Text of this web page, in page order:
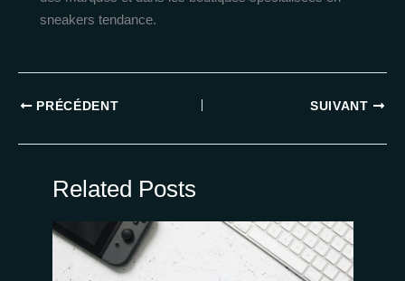
sneakers tendance.
PRÉCÉDENT SUIVANT
Related Posts